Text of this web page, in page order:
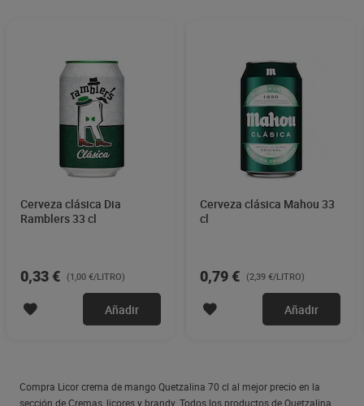
Cerveza clásica Dia
Ramblers 33 cl
0,33 € (1,00 €/LITRO)
Añadir
Cerveza clásica Mahou 33
cl
0,79 € (2,39 €/LITRO)
Añadir
Compra Licor crema de mango Quetzalina 70 cl al mejor precio en la
sección de Cremas, licores y brandy. Todos los productos de Quetzalina